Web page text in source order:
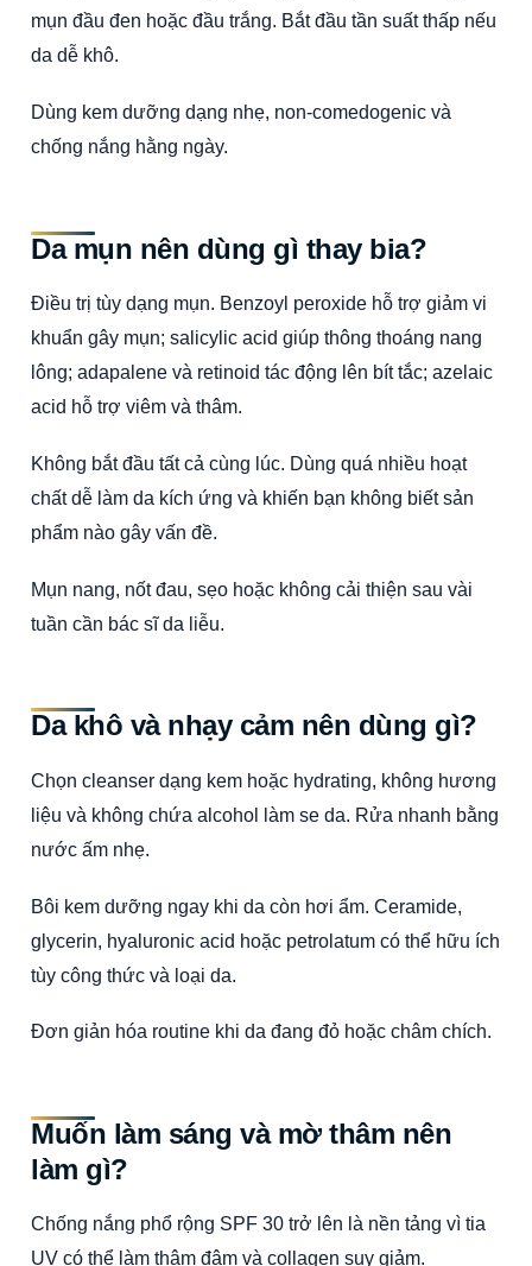
mụn đầu đen hoặc đầu trắng. Bắt đầu tần suất thấp nếu
da dễ khô.
Dùng kem dưỡng dạng nhẹ, non-comedogenic và
chống nắng hằng ngày.
Da mụn nên dùng gì thay bia?
Điều trị tùy dạng mụn. Benzoyl peroxide hỗ trợ giảm vi
khuẩn gây mụn; salicylic acid giúp thông thoáng nang
lông; adapalene và retinoid tác động lên bít tắc; azelaic
acid hỗ trợ viêm và thâm.
Không bắt đầu tất cả cùng lúc. Dùng quá nhiều hoạt
chất dễ làm da kích ứng và khiến bạn không biết sản
phẩm nào gây vấn đề.
Mụn nang, nốt đau, sẹo hoặc không cải thiện sau vài
tuần cần bác sĩ da liễu.
Da khô và nhạy cảm nên dùng gì?
Chọn cleanser dạng kem hoặc hydrating, không hương
liệu và không chứa alcohol làm se da. Rửa nhanh bằng
nước ấm nhẹ.
Bôi kem dưỡng ngay khi da còn hơi ẩm. Ceramide,
glycerin, hyaluronic acid hoặc petrolatum có thể hữu ích
tùy công thức và loại da.
Đơn giản hóa routine khi da đang đỏ hoặc châm chích.
Muốn làm sáng và mờ thâm nên
làm gì?
Chống nắng phổ rộng SPF 30 trở lên là nền tảng vì tia
UV có thể làm thâm đậm và collagen suy giảm.